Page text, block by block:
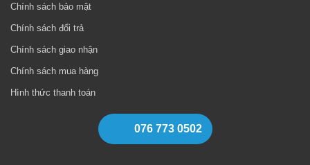
Chính sách bảo mật
Chính sách đổi trả
Chính sách giao nhận
Chính sách mua hàng
Hình thức thanh toán
076 773 0502